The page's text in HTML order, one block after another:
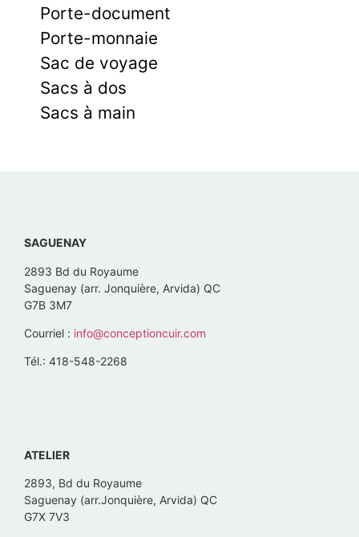
Porte-document
Porte-monnaie
Sac de voyage
Sacs à dos
Sacs à main
SAGUENAY
2893 Bd du Royaume
Saguenay (arr. Jonquière, Arvida) QC
G7B 3M7
Courriel : info@conceptioncuir.com
Tél.: 418-548-2268
ATELIER
2893, Bd du Royaume
Saguenay (arr.Jonquière, Arvida) QC
G7X 7V3